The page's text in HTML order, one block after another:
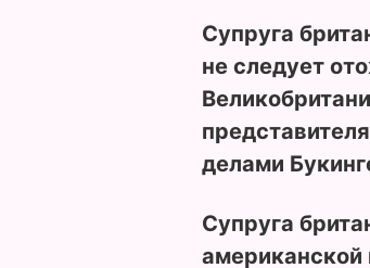
Супруга
не следует
делами
Супруга